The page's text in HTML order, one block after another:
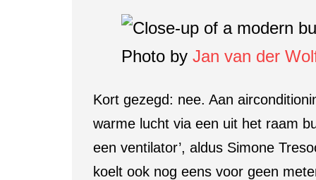
Photo by Jan van der
Kort gezegd: nee. Aan
warme lucht via een uit het raam
een ventilator’, aldus Simone
koelt ook nog eens voor geen